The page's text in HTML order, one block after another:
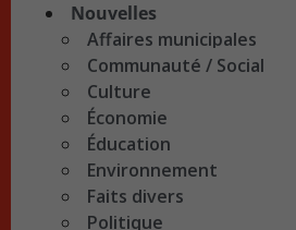
Nouvelles
Affaires municipales
Communauté / Social
Culture
Économie
Éducation
Environnement
Faits divers
Politique